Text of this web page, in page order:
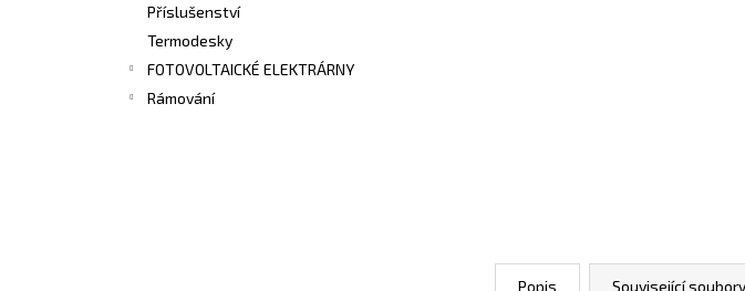
Příslušenství
Termodesky
FOTOVOLTAICKÉ ELEKTRÁRNY
Rámování
Popis Související